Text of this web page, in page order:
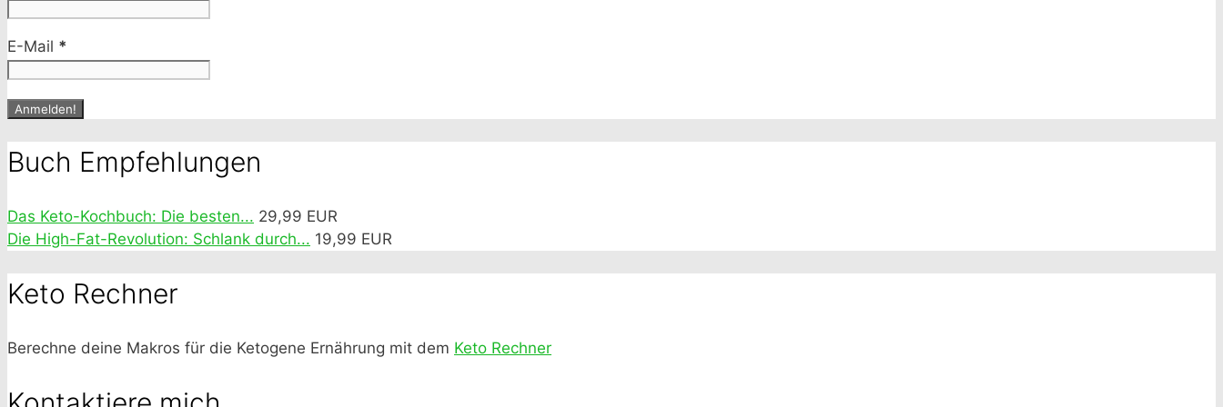
E-Mail *
Buch Empfehlungen
Das Keto-Kochbuch: Die besten... 29,99 EUR
Die High-Fat-Revolution: Schlank durch... 19,99 EUR
Keto Rechner
Berechne deine Makros für die Ketogene Ernährung mit dem Keto Rechner